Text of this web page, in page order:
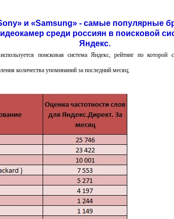
и «Samsung» - самые популярные
среди россиян в поисковой
Яндекс.
поисковая система Яндекс, рейтинг по которой
количества упоминаний за последний месяц;